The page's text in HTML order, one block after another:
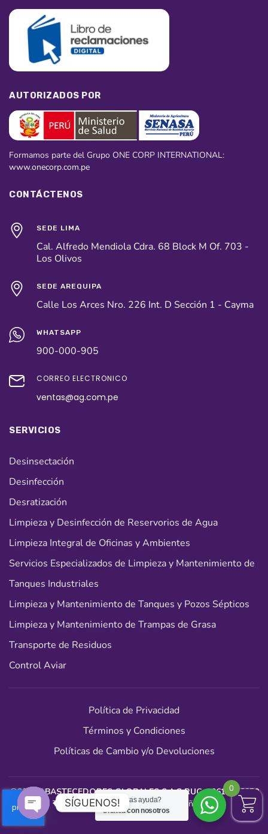
AUTORIZADOS POR
Formamos parte del Grupo ONE CORP INTERNATIONAL:
www.onecorp.com.pe
CONTÁCTENOS
SEDE LIMA
Cal. Alfredo Mendiola Cdra. 68 Block M Of. 703 -
Los Olivos
SEDE AREQUIPA
Calle Los Arces Nro. 226 Int. D Sección 1 - Cayma
WHATSAPP
900-000-905
CORREO ELECTRÓNICO
ventas@ag.com.pe
SERVICIOS
Desinsectación
Desinfección
Desratización
Limpieza y Desinfección de Reservorios de Agua
Limpieza Integral de Oficinas y Ambientes
Servicios Especializados de Limpieza y Mantenimiento de
Tanques Industriales
Limpieza y Mantenimiento de Tanques y Pozos Sépticos
Limpieza y Mantenimiento de Trampas de Grasa
Transporte de Residuos
Control Aviar
Política de Privacidad
Términos y Condiciones
Políticas de Cambio y/o Devoluciones
@2024
ABASTECEDORES GLOBALES S.A.C RUC: 20614448050
- Todos los derechos reservados. Diseñado por
www.tandaperu.com
¿Necesitas ayuda?
Chatea con nosotros
0
SÍGUENOS!
Open